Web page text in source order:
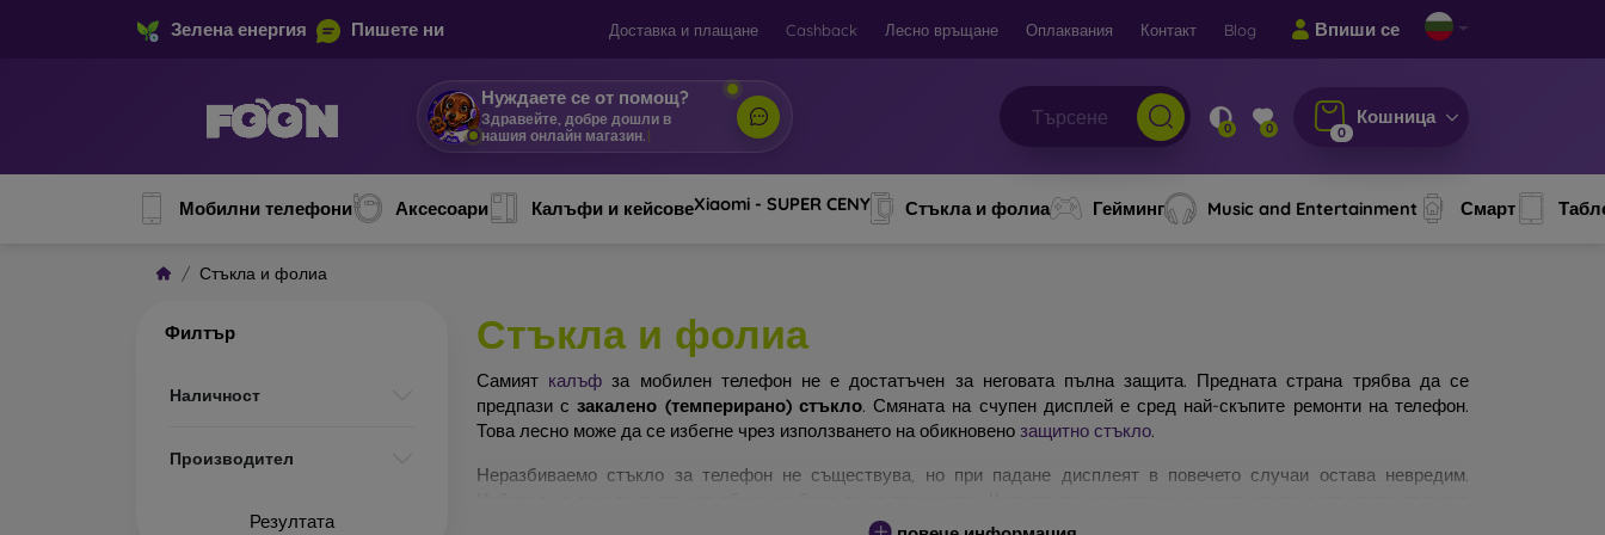
Зелена енергия Пишете ни Доставка и плащане Cashback Лесно връщане Оплаквания Контакт Blog Впиши се
Нуждаете се от помощ?
Здравейте, добре дошли в
нашия онлайн магазин.
0 0 0
Кошница
Мобилни телефони Аксесоари Калъфи и кейсовеXiaomi - SUPER CENY Стъкла и фолиа Гейминг Music and Entertainment Смарт
Стъкла и фолиа
Филтър
Наличност
Производител
Резултата
Стъкла и фолиа
Самият калъф за мобилен телефон не е достатъчен за неговата пълна защита. Предната страна трябва да се
предпази сзакалено (темперирано) стъкло. Смяната на счупен дисплей е сред най-скъпите ремонти на телефон.
Това лесно може да се избегне чрез използването на обикновено защитно стъкло.
Неразбиваемо стъкло за телефон не съществува, но при падане дисплеят в повечето случаи остава невредим.
по-добра ще бъде защитата му. На пазара съществуват няколко вида защитни стъкла за мобилни телефони. На какво